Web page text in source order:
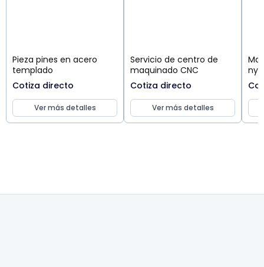
Pieza pines en acero
templado
Cotiza directo
Ver más detalles
Servicio de centro de
maquinado CNC
Cotiza directo
Ver más detalles